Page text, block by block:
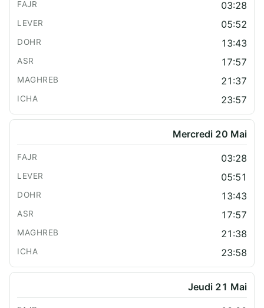
03:28
05:52
13:43
17:57
21:37
23:57
Mercredi 20 Mai
03:28
05:51
13:43
17:57
21:38
23:58
Jeudi 21 Mai